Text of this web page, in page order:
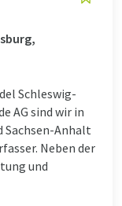
Schleswig-
AG sind wir in
Sachsen-Anhalt
Neben der
und